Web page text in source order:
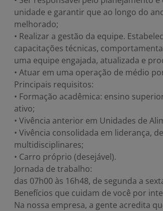
unidade e garantir que ao longo do
melhorado;
• Realizar a gestão da equipe.
capacitações técnicas,
uma equipe engajada, atualizada e
• Atuar em uma operação de médio
Principais requisitos:
• Formação acadêmica: ensino
ativo;
• Vivência anterior em Unidades de
• Vivência consolidada em liderança,
multidisciplinares;
• Carro próprio (desejável).
Jornada de trabalho:
das 07h00 às 16h48, de segunda a
Benefícios que cuidam de você por
Na nossa empresa, a gente acredita